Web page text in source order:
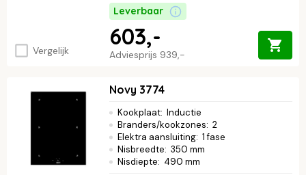
Vergelijk
Leverbaar
Adviesprijs 939,-
603,-
Novy 3774
Kookplaat: Inductie
Branders/kookzones: 2
Elektra aansluiting: 1 fase
Nisbreedte: 350 mm
Nisdiepte: 490 mm